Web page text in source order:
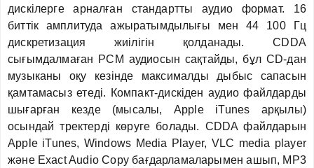
дискілерге арналған стандартты аудио формат. 16
биттік амплитуда ажыратымдылығы мен 44 100 Гц
дискретизация жиілігін қолданады. CDDA
сығымдалмаған PCM аудиосын сақтайды, бұл CD-дан
музыканы оқу кезінде максималды дыбыс сапасын
қамтамасыз етеді. Компакт-дискіден аудио файлдарды
шығарған кезде (мысалы, Apple iTunes арқылы)
осындай тректерді көруге болады. CDDA файлдарын
Apple iTunes, Windows Media Player, VLC media player
және Exact Audio Copy бағдарламаларымен ашып, MP3